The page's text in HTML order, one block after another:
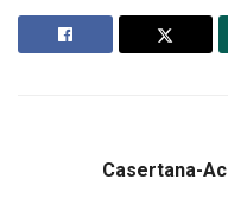
Casertana-